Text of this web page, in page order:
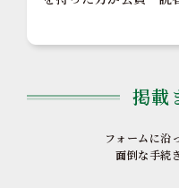
掲載
フォームに沿
面倒な手続